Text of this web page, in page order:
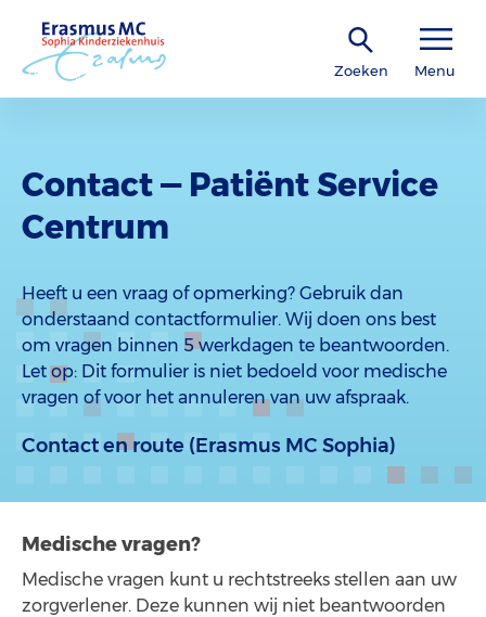
Zoeken Menu
Contact — Patiënt Service
Centrum
Heeft u een vraag of opmerking? Gebruik dan
onderstaand contactformulier. Wij doen ons best
om vragen binnen 5 werkdagen te beantwoorden.
Let op: Dit formulier is niet bedoeld voor medische
vragen of voor het annuleren van uw afspraak.
Contact en route (Erasmus MC Sophia)
Medische vragen?
Medische vragen kunt u rechtstreeks stellen aan uw
zorgverlener. Deze kunnen wij niet beantwoorden